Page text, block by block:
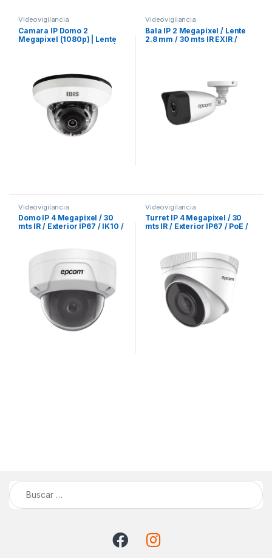
Videovigilancia
Camara IP Domo 2
Megapixel (1080p) | Lente
Videovigilancia
Bala IP 2 Megapixel / Lente
2.8 mm / 30 mts IR EXIR /
Videovigilancia
Domo IP 4 Megapixel / 30
mts IR / Exterior IP67 / IK10 /
Videovigilancia
Turret IP 4 Megapixel / 30
mts IR / Exterior IP67 / PoE /
Buscar: